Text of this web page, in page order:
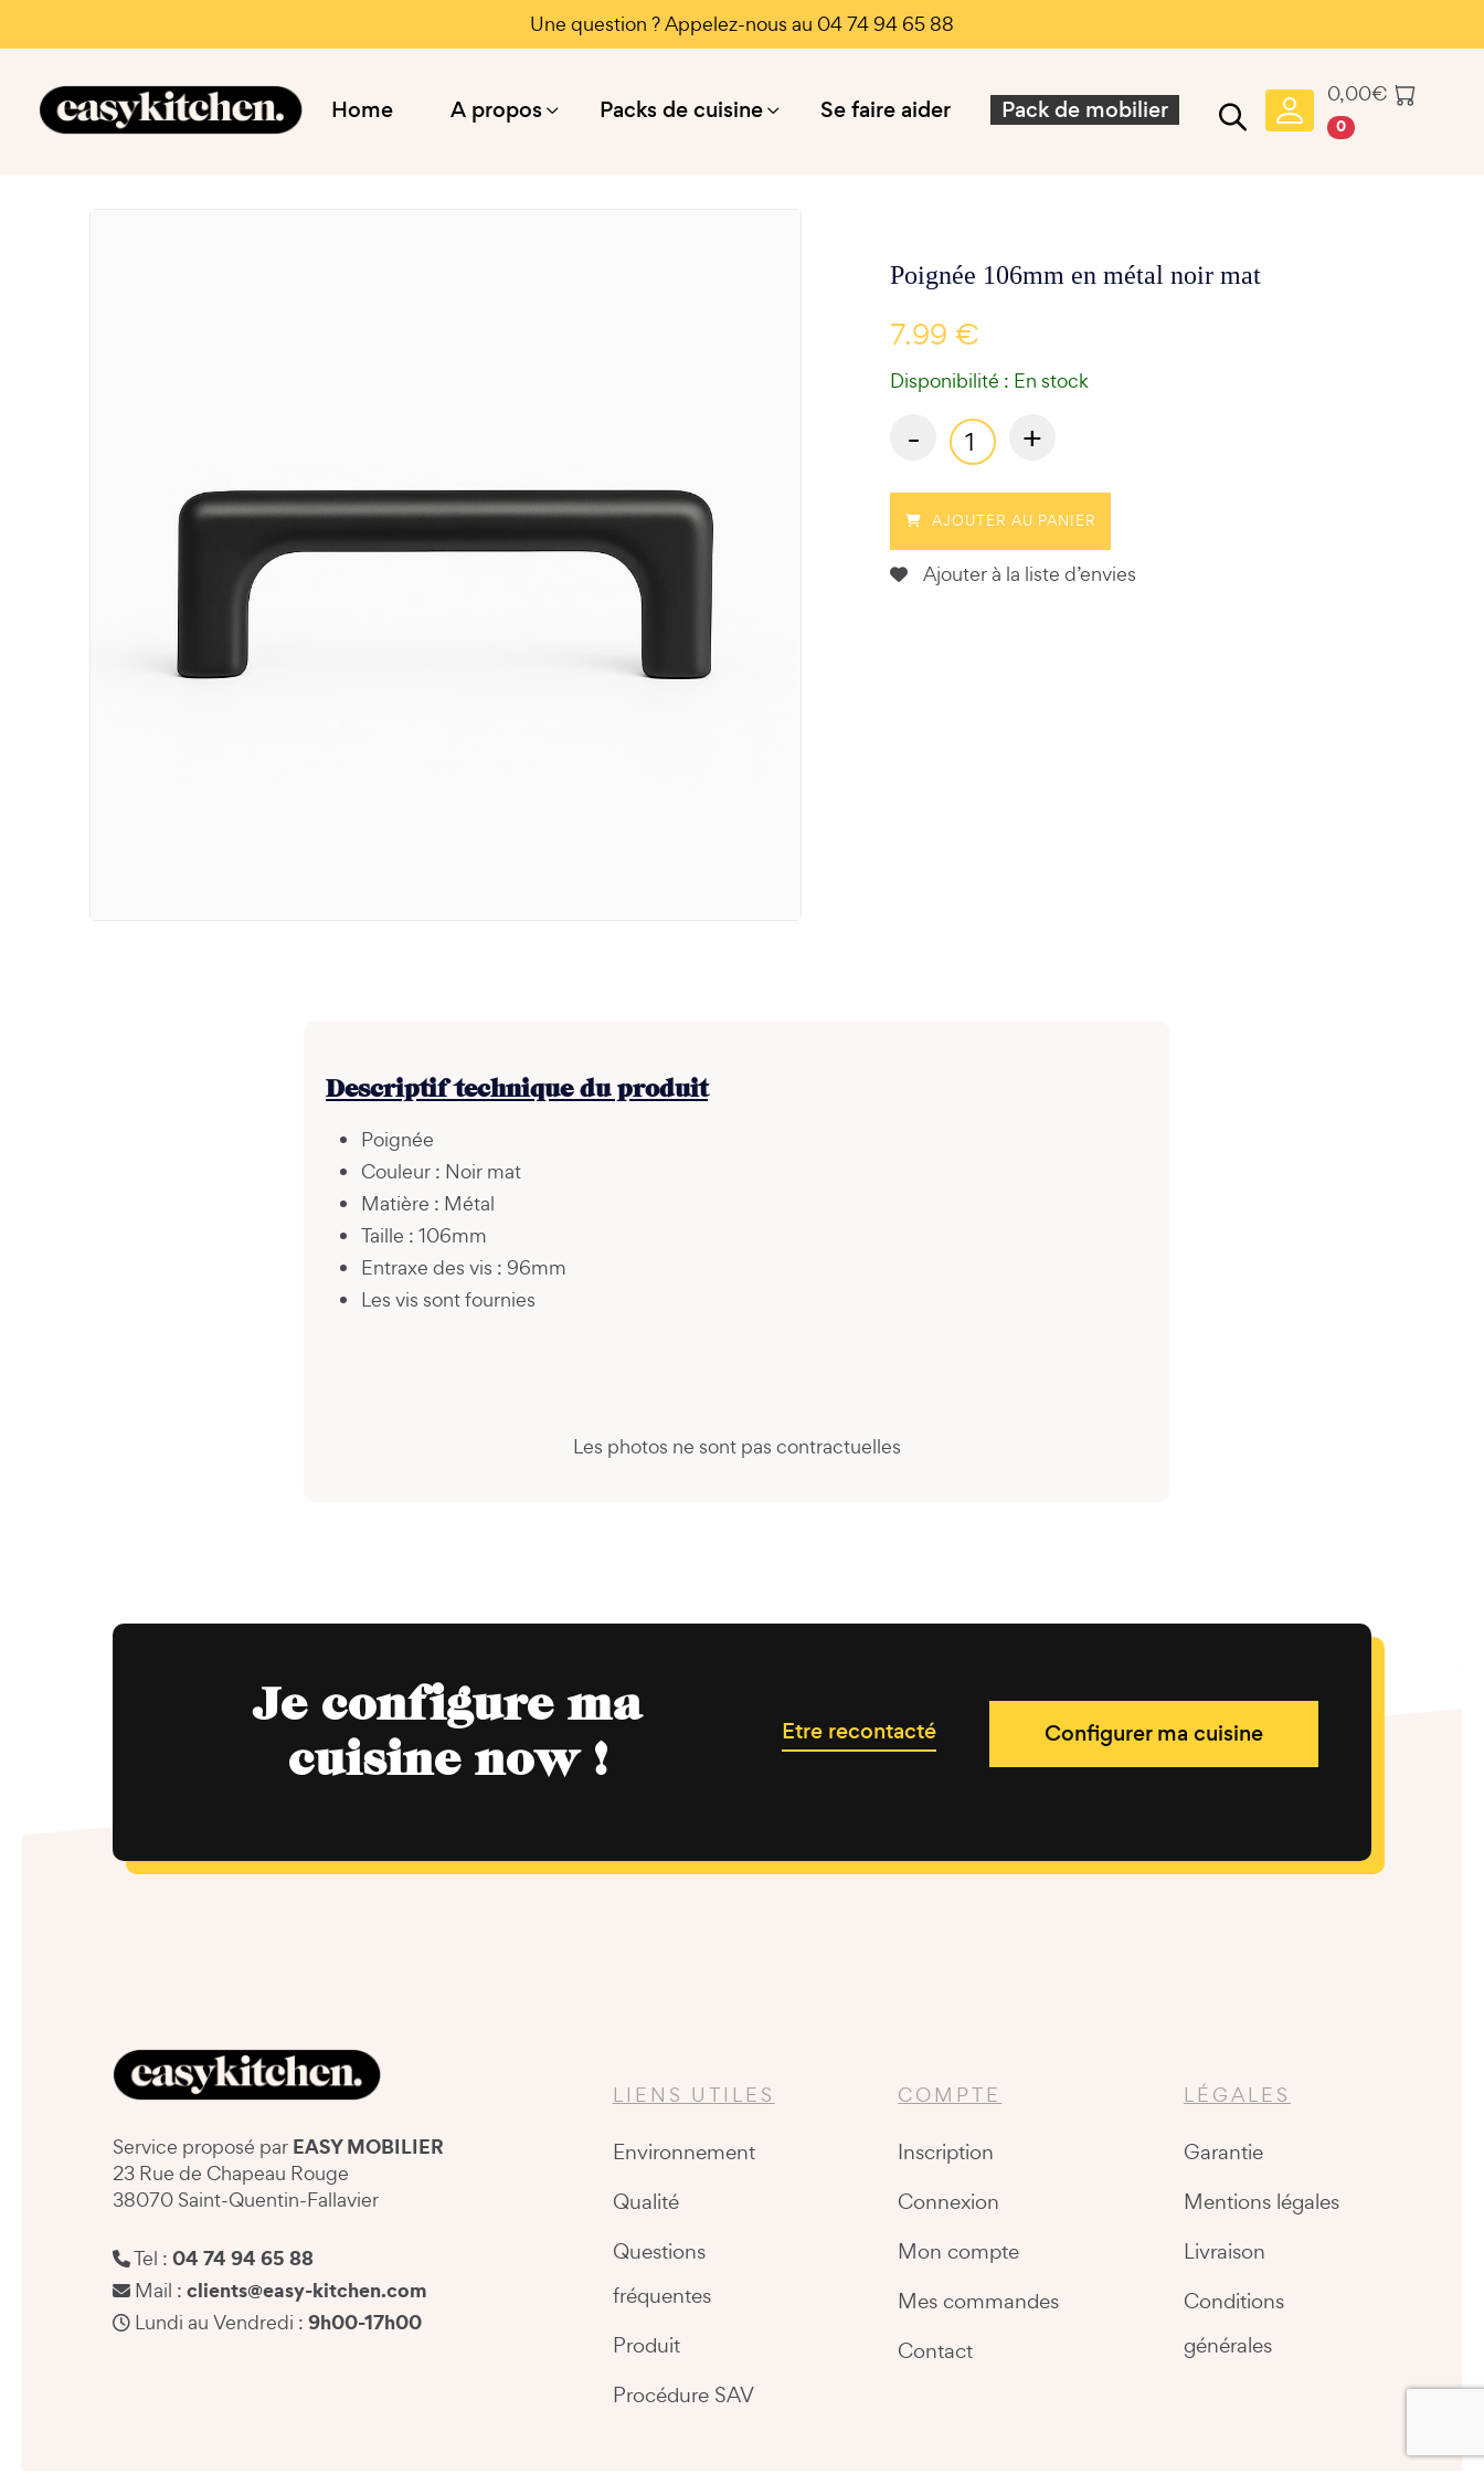
Une question ? Appelez-nous au 04 74 94 65 88
0,00€
0
Home A propos Packs de cuisine Se faire aider Pack de mobilier
Poignée 106mm en métal noir mat
7.99 €
Disponibilité : En stock
- +
AJOUTER AU PANIER
Ajouter à la liste d’envies
Descriptif technique du produit
Poignée
Couleur : Noir mat
Matière : Métal
Taille : 106mm
Entraxe des vis : 96mm
Les vis sont fournies
Les photos ne sont pas contractuelles
Je configure ma
cuisine now !
Etre recontacté Configurer ma cuisine
Service proposé par EASY MOBILIER
23 Rue de Chapeau Rouge
38070 Saint-Quentin-Fallavier
Tel : 04 74 94 65 88
Mail : clients@easy-kitchen.com
Lundi au Vendredi : 9h00-17h00
LIENS UTILES
Environnement
Qualité
Questions
fréquentes
Produit
Procédure SAV
COMPTE
Inscription
Connexion
Mon compte
Mes commandes
Contact
LÉGALES
Garantie
Mentions légales
Livraison
Conditions
générales